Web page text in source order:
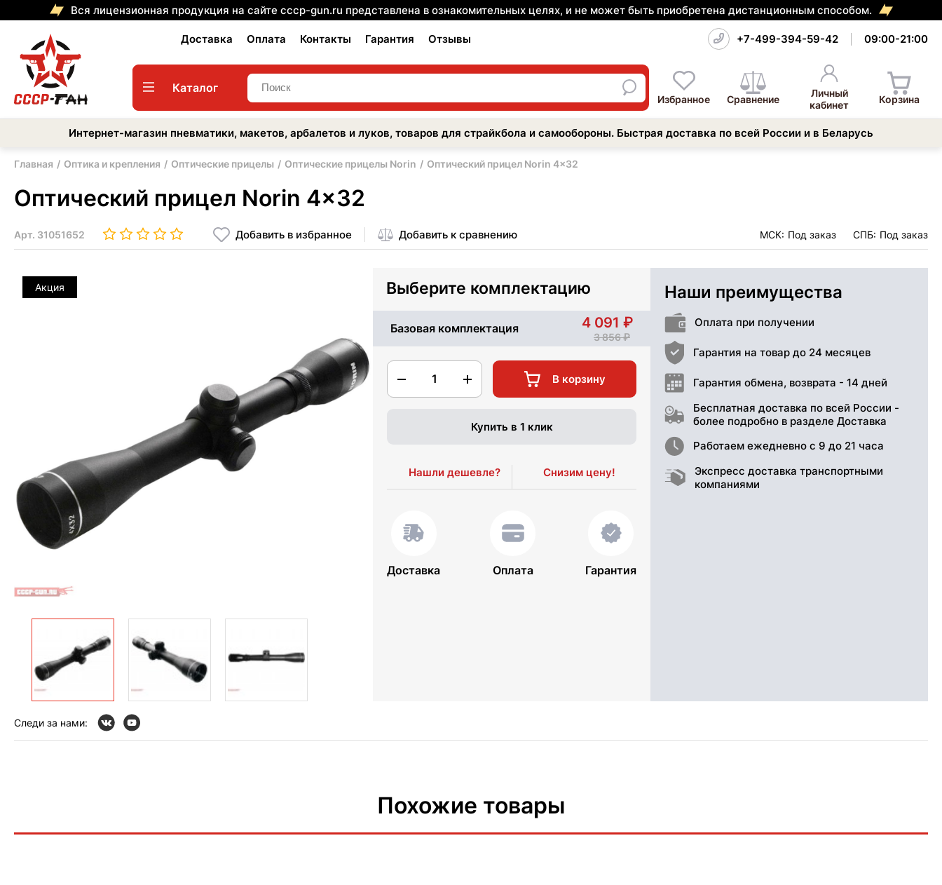
Вся лицензионная продукция на сайте cccp-gun.ru представлена в ознакомительных целях, и не может быть приобретена дистанционным способом.
Доставка Оплата Контакты Гарантия Отзывы +7-499-394-59-42 09:00-21:00
Каталог
Избранное Сравнение
Личный
кабинет
Корзина
Интернет-магазин пневматики, макетов, арбалетов и луков, товаров для страйкбола и самообороны. Быстрая доставка по всей России и в Беларусь
Главная Оптика и крепления Оптические прицелы Оптические прицелы Norin Оптический прицел Norin 4x32
Оптический прицел Norin 4x32
Арт. 31051652 Добавить в избранное Добавить к сравнению МСК: Под заказ СПБ: Под заказ
Акция Выберите комплектацию
Базовая комплектация 4 091
3 856
1 В корзину
Купить в 1 клик
Нашли дешевле? Снизим цену!
Доставка Оплата Гарантия
Наши преимущества
Оплата при получении
Гарантия на товар до 24 месяцев
Гарантия обмена, возврата - 14 дней
Бесплатная доставка по всей России -
более подробно в разделе Доставка
Работаем ежедневно с 9 до 21 часа
Экспресс доставка транспортными
компаниями
Следи за нами:
Похожие товары